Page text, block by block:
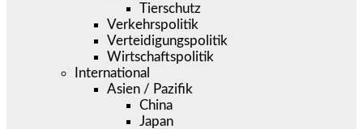
Tierschutz
Verkehrspolitik
Verteidigungspolitik
Wirtschaftspolitik
International
Asien / Pazifik
China
Japan